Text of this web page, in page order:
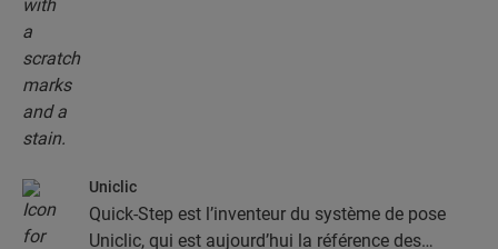
Uniclic
Quick-Step est l’inventeur du système de pose
Uniclic, qui est aujourd’hui la référence des